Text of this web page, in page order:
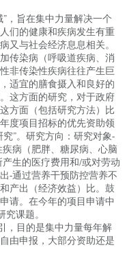
，旨在集中力量解决一个
们的健康和疾病发生有重
又与社会经济息息相关。
传染病（呼吸道疾病、消
非传染性疾病往往产生巨
适宜的膳食摄入和良好的
这方面的研究，对于政府
方面（包括研究方法）比
度项目招标的优先资助领
”。研究方向：研究对象-
病（肥胖、糖尿病、心脑
生的医疗费用和/或对劳动
-通过营养干预防控营养不
产出（经济效益）比。鼓
请。在今年的项目申请中
课题。
，目的是集中力量每年解
由申报，大部分资助还是